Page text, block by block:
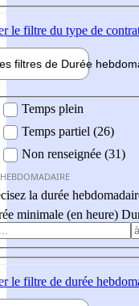
le filtre du type de
filtres de Durée hebdo
Temps plein
Temps partiel (26)
Non renseignée (31)
la durée
minimale (en heure)
le filtre de durée